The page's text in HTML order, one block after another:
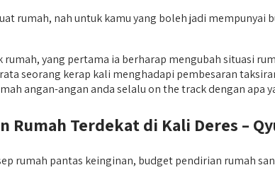
rumah, nah untuk kamu yang boleh jadi
yang pertama ia berharap mengubah situasi
seorang kerap kali menghadapi pembesaran
angan-angan anda selalu on the track dengan apa
Terdekat di Kali Deres –
rumah pantas keinginan, budget pendirian rumah